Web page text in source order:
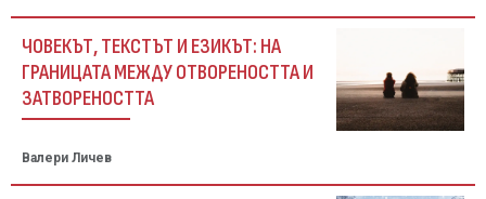
ЧОВЕКЪТ, ТЕКСТЪТ И ЕЗИКЪТ: НА
ГРАНИЦАТА МЕЖДУ ОТВОРЕНОСТТА И
ЗАТВОРЕНОСТТА
Валери Личев